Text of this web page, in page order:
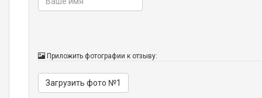
Приложить фотографии к отзыву:
Загрузить фото №1